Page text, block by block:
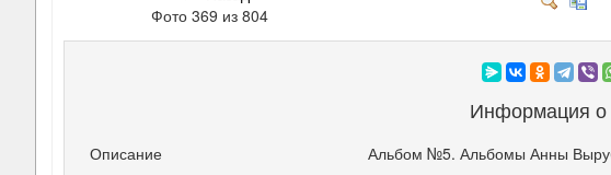
Фото 369 из 804
Информация
Описание
Альбом №5. Альбомы Анны